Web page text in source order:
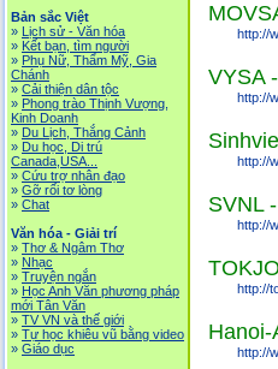
Bản sắc Việt
» Lịch sử - Văn hóa
» Kết bạn, tìm người
» Phụ Nữ, Thẩm Mỹ, Gia
Chánh
» Cải thiện dân tộc
» Phong trào Thịnh Vượng,
Kinh Doanh
» Du Lịch, Thắng Cảnh
» Du học, Di trú
Canada,USA...
» Cứu trợ nhân đạo
» Gỡ rối tơ lòng
» Chat
Văn hóa - Giải trí
» Thơ & Ngâm Thơ
» Nhạc
» Truyện ngắn
» Học Anh Văn phương pháp
mới Tân Văn
» TV VN và thế giới
» Tự học khiêu vũ bằng video
» Giáo dục
http://
VYSA
http://
http://
SVNL
http://
http://
Hanoi-
http://